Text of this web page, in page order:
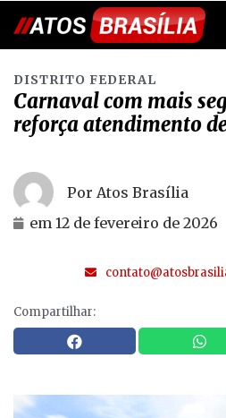
DISTRITO FEDERAL
Carnaval com mais
reforça atendimento
Por Atos Brasília
em 12 de fevereiro de 2026
Compartilhar: